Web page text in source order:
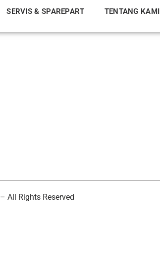
SERVIS & SPAREPART TENTANG KAMI
– All Rights Reserved